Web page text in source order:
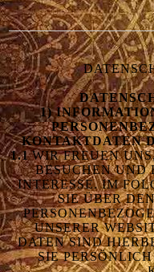
1)
KONTAKTDATEN
1.1WIR FREUEN
BESUCHEN UND
INTERESSE. IM
SIE ÜBER
UNSERER
DATEN SIND
SIE